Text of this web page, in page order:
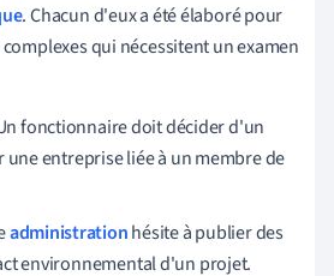
. Chacun d'eux a été élaboré pour
qui nécessitent un examen
fonctionnaire doit décider d'un
entreprise liée à un membre de
administrationhésite à publier des
environnemental d'un projet.